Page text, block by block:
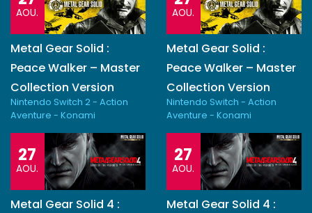
AOU.
Metal Gear Solid :
Peace Walker – Master
Collection Version
Nintendo Switch 2 - Action
Aventure - Konami
AOU.
Metal Gear Solid :
Peace Walker – Master
Collection Version
Nintendo Switch - Action
Aventure - Konami
27
AOU.
Metal Gear Solid 4 :
27
AOU.
Metal Gear Solid 4 :